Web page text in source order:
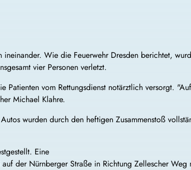
Wie die Feuerwehr Dresden berichtet,
vier Personen verletzt.
vom Rettungsdienst notärztlich versorgt.
Michael Klahre.
wurden durch den heftigen Zusammenstoß
Eine
der Nürnberger Straße in Richtung Zellescher Weg